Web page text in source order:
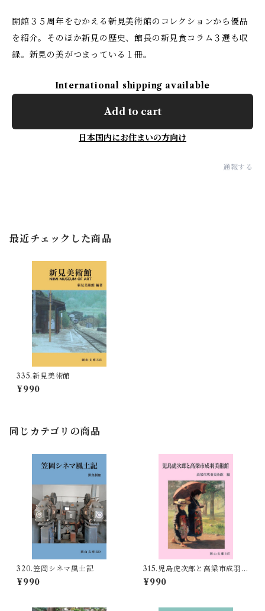
開館３５周年をむかえる新見美術館のコレクションから優品
を紹介。そのほか新見の歴史、館長の新見食コラム３選も収
録。新見の美がつまっている１冊。
International shipping available
Add to cart
日本国内にお住まいの方向け
通報する
最近チェックした商品
335.新見美術館
¥990
同じカテゴリの商品
320.笠岡シネマ風土記
¥990
315.児島虎次郎と高梁市成羽
美術館
¥990